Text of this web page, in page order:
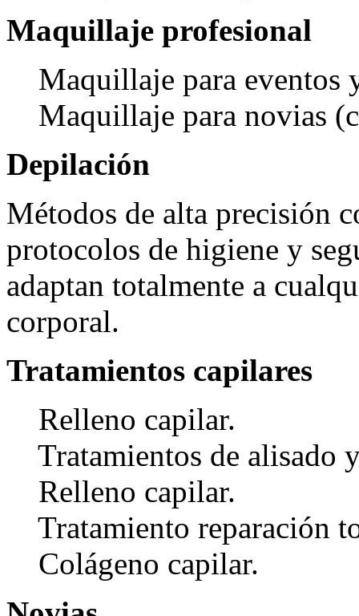
Maquillaje profesional
Maquillaje para eventos
Maquillaje para novias
Depilación
Métodos de alta precisión
protocolos de higiene y
adaptan totalmente a
corporal.
Tratamientos capilares
Relleno capilar.
Tratamientos de alisado
Relleno capilar.
Tratamiento reparación
Colágeno capilar.